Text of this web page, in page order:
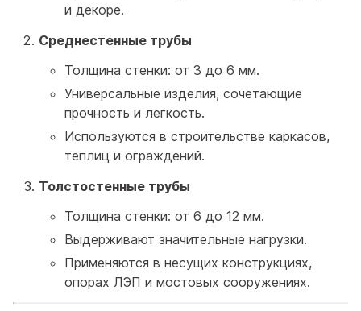
и декоре.
Среднестенные трубы
Толщина стенки: от 3 до 6 мм.
Универсальные изделия, сочетающие
прочность и легкость.
Используются в строительстве каркасов,
теплиц и ограждений.
Толстостенные трубы
Толщина стенки: от 6 до 12 мм.
Выдерживают значительные нагрузки.
Применяются в несущих конструкциях,
опорах ЛЭП и мостовых сооружениях.